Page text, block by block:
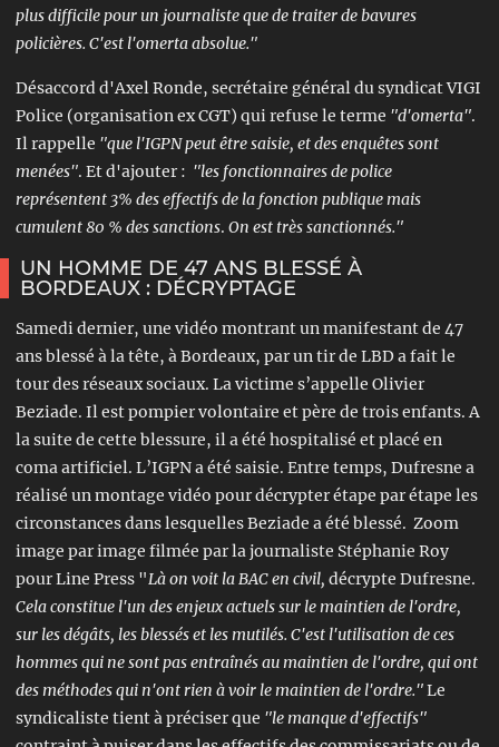
plus difficile pour un journaliste que de traiter de bavures
policières. C'est l'omerta absolue."
Désaccord d'Axel Ronde, secrétaire général du syndicat VIGI
Police (organisation ex CGT) qui refuse le terme "d'omerta".
Il rappelle "que l'IGPN peut être saisie, et des enquêtes sont
menées". Et d'ajouter : "les fonctionnaires de police
représentent 3% des effectifs de la fonction publique mais
cumulent 80 % des sanctions. On est très sanctionnés."
UN HOMME DE 47 ANS BLESSÉ À
BORDEAUX : DÉCRYPTAGE
Samedi dernier, une vidéo montrant un manifestant de 47
ans blessé à la tête, à Bordeaux, par un tir de LBD a fait le
tour des réseaux sociaux. La victime s’appelle Olivier
Beziade. Il est pompier volontaire et père de trois enfants. A
la suite de cette blessure, il a été hospitalisé et placé en
coma artificiel. L’IGPN a été saisie. Entre temps, Dufresne a
réalisé un montage vidéo pour décrypter étape par étape les
circonstances dans lesquelles Beziade a été blessé. Zoom
image par image filmée par la journaliste Stéphanie Roy
pour Line Press "Là on voit la BAC en civil, décrypte Dufresne.
Celaconstitue l'un des enjeux actuels sur le maintien de l'ordre,
sur les dégâts, les blessés et les mutilés. C'est l'utilisation de ces
hommes qui ne sont pas entraînés au maintien de l'ordre, qui ont
des méthodes qui n'ont rien à voir le maintien de l'ordre."Le
syndicaliste tient à préciser que "le manque d'effectifs"